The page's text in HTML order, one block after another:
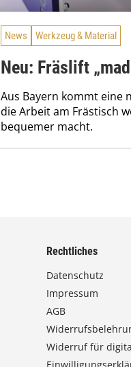
News Werkzeug & Material
Neu: Fräslift
Aus Bayern kommt eine
die Arbeit am Frästisch
bequemer macht.
Rechtliches
Datenschutz
Impressum
AGB
Widerruf für